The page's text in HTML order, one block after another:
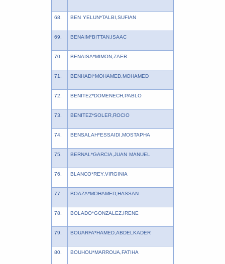
68. BEN YELUN*TALBI,SUFIAN
69. BENAIM*BITTAN,ISAAC
70. BENAISA*MIMON,ZAER
71. BENHADI*MOHAMED,MOHAMED
72. BENITEZ*DOMENECH,PABLO
73. BENITEZ*SOLER,ROCIO
74. BENSALAH*ESSAIDI,MOSTAPHA
75. BERNAL*GARCIA,JUAN MANUEL
76. BLANCO*REY,VIRGINIA
77. BOAZA*MOHAMED,HASSAN
78. BOLADO*GONZALEZ,IRENE
79. BOUARFA*HAMED,ABDELKADER
80. BOUHOU*MARROUA,FATIHA